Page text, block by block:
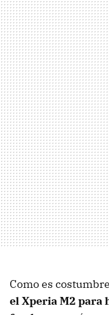
Como es costumbre
el Xperia M2 para